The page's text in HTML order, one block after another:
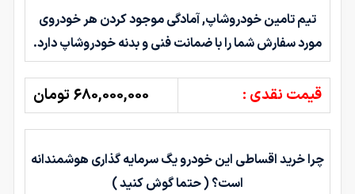
تیم تامین خودروشاپ, آمادگی موجود کردن هر خودروی
مورد سفارش شما را با ضمانت فنی و بدنه خودروشاپ دارد.
قیمت نقدی : 680,000,000 تومان
چرا خرید اقساطی این خودرو یگ سرمایه گذاری هوشمندانه
است؟ ( حتما گوش کنید )